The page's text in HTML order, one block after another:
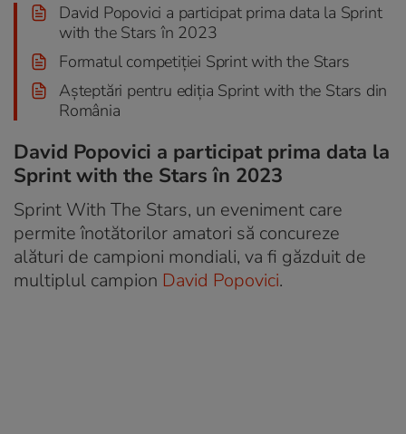
David Popovici a participat prima data la Sprint
with the Stars în 2023
Formatul competiției Sprint with the Stars
Așteptări pentru ediția Sprint with the Stars din
România
David Popovici a participat prima data la
Sprint with the Stars în 2023
Sprint With The Stars, un eveniment care
permite înotătorilor amatori să concureze
alături de campioni mondiali, va fi găzduit de
multiplul campion David Popovici.